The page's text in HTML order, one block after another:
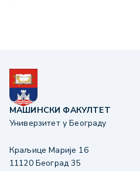
МАШИНСКИ ФАКУЛТЕТ
Универзитет у Београду
Краљице Марије 16
11120 Београд 35